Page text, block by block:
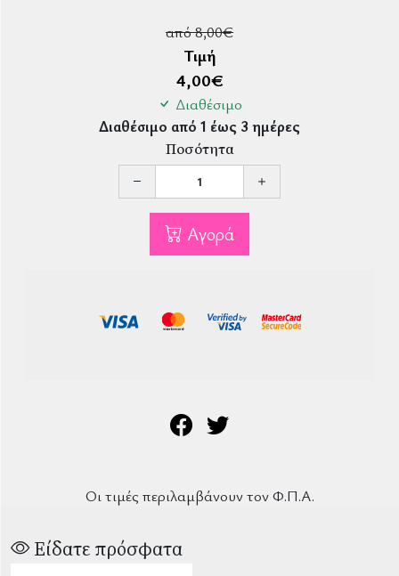
από 8,00€
Τιμή
4,00€
Διαθέσιμο
Διαθέσιμο από 1 έως 3 ημέρες
Ποσότητα
Αγορά
Οι τιμές περιλαμβάνουν τον Φ.Π.Α.
Είδατε πρόσφατα